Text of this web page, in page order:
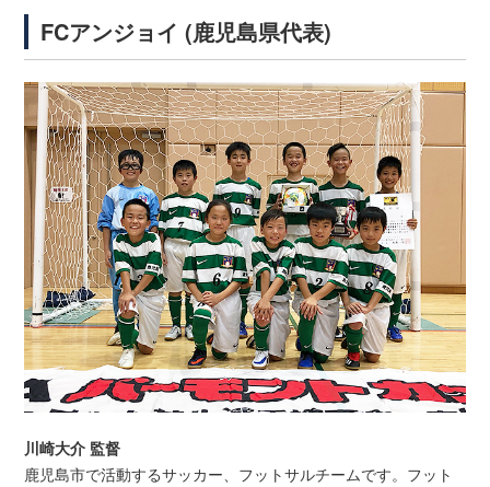
FCアンジョイ (鹿児島県代表)
川崎大介 監督
鹿児島市で活動するサッカー、フットサルチームです。フット